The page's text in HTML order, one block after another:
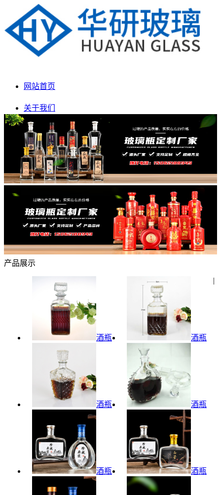
网站首页
关于我们
产品展示
新闻动态
生产车间
产品展示
酒瓶 酒瓶
酒瓶 酒瓶
酒瓶 酒瓶
|